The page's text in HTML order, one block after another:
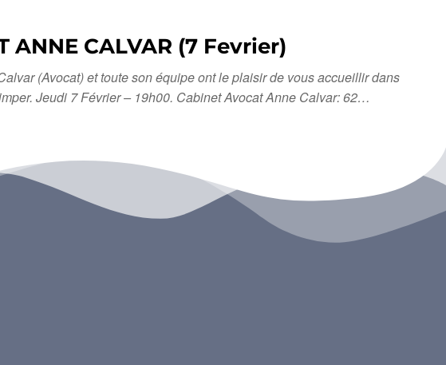
ANNE CALVAR (7 Fevrier)
(Avocat) et toute son équipe ont le plaisir de vous accueillir dans
Jeudi 7 Février – 19h00. Cabinet Avocat Anne Calvar: 62…